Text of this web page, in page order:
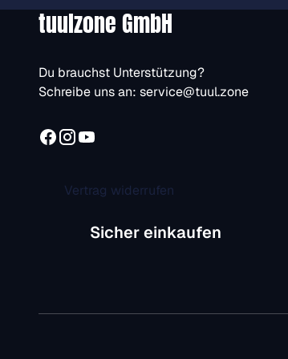
tuulzone GmbH
Du brauchst Unterstützung?
Schreibe uns an: service@tuul.zone
Vertrag widerrufen
Sicher einkaufen